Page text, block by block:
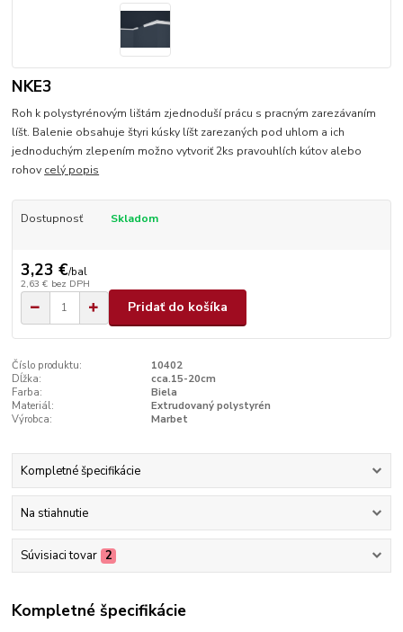
NKE3
Roh k polystyrénovým lištám zjednoduší prácu s pracným zarezávaním
líšt. Balenie obsahuje štyri kúsky líšt zarezaných pod uhlom a ich
jednoduchým zlepením možno vytvoriť 2ks pravouhlích kútov alebo
rohov celý popis
Dostupnosť Skladom
3,23 €/bal
2,63 € bez DPH
Pridať do košíka
Číslo produktu:
10402
Dĺžka:
cca.15-20cm
Farba:
Biela
Materiál:
Extrudovaný polystyrén
Výrobca:
Marbet
Kompletné špecifikácie
Na stiahnutie
Súvisiaci tovar 2
Kompletné špecifikácie